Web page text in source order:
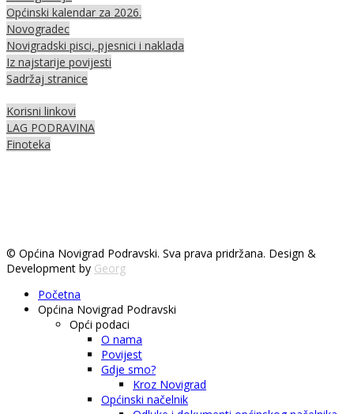
Općinski kalendar za 2026.
Novogradec
Novigradski pisci, pjesnici i naklada
Iz najstarije povijesti
Sadržaj stranice
Korisni linkovi
LAG PODRAVINA
Finoteka
© Općina Novigrad Podravski. Sva prava pridržana. Design &
Development by Georg
Početna
Općina Novigrad Podravski
Opći podaci
O nama
Povijest
Gdje smo?
Kroz Novigrad
Općinski načelnik